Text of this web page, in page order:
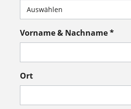
Vorname & Nachname *
Ort